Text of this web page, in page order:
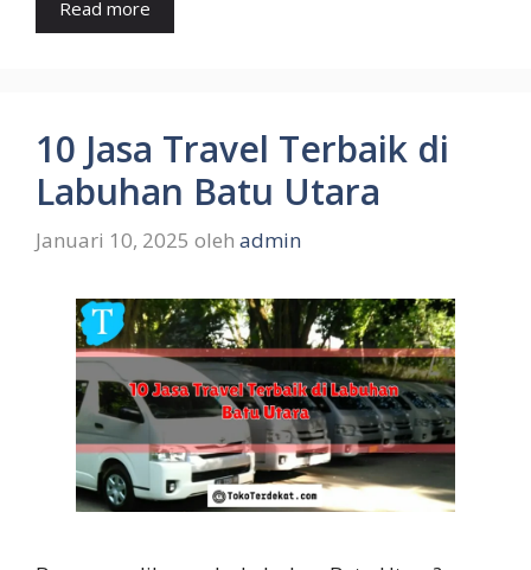
Read more
10 Jasa Travel Terbaik di
Labuhan Batu Utara
Januari 10, 2025 oleh admin